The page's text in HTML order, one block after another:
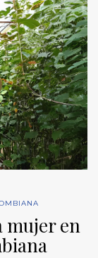
mujer en